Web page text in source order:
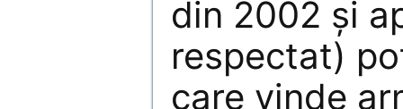
din 2002 și
respectat)
care vinde